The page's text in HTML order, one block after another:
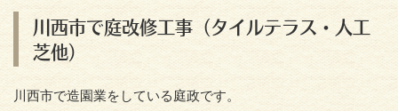
川西市で庭改修工事（タイルテラス・人工
芝他）
川西市で造園業をしている庭政です。